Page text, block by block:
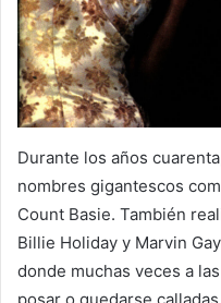
Durante los años
nombres gigantescos
Count Basie. También
Billie Holiday y Marvin
donde muchas veces a